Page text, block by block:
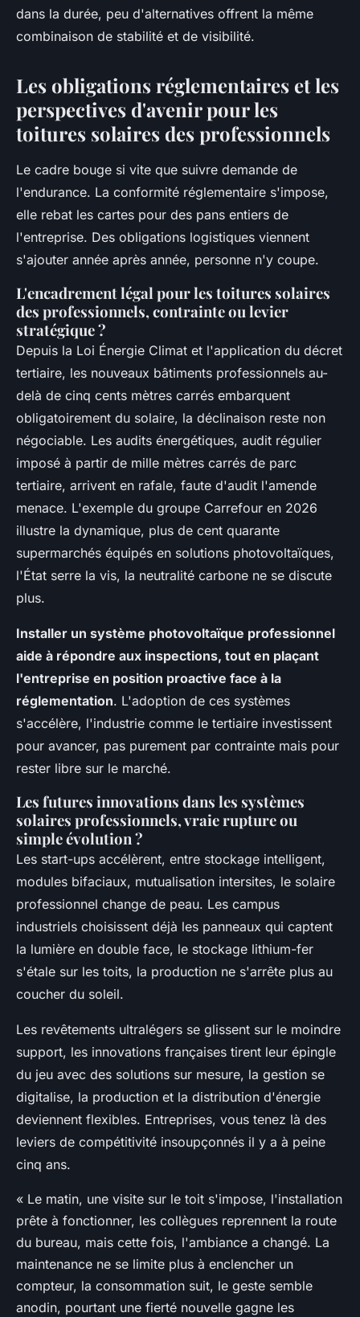
dans la durée, peu d'alternatives offrent la même
combinaison de stabilité et de visibilité.
Les obligations réglementaires et les
perspectives d'avenir pour les
toitures solaires des professionnels
Le cadre bouge si vite que suivre demande de
l'endurance. La conformité réglementaire s'impose,
elle rebat les cartes pour des pans entiers de
l'entreprise. Des obligations logistiques viennent
s'ajouter année après année, personne n'y coupe.
L'encadrement légal pour les toitures solaires
des professionnels, contrainte ou levier
stratégique ?
Depuis la Loi Énergie Climat et l'application du décret
tertiaire, les nouveaux bâtiments professionnels au-
delà de cinq cents mètres carrés embarquent
obligatoirement du solaire, la déclinaison reste non
négociable. Les audits énergétiques, audit régulier
imposé à partir de mille mètres carrés de parc
tertiaire, arrivent en rafale, faute d'audit l'amende
menace. L'exemple du groupe Carrefour en 2026
illustre la dynamique, plus de cent quarante
supermarchés équipés en solutions photovoltaïques,
l'État serre la vis, la neutralité carbone ne se discute
plus.
Installer un système photovoltaïque professionnel
aide à répondre aux inspections, tout en plaçant
l'entreprise en position proactive face à la
réglementation. L'adoption de ces systèmes
s'accélère, l'industrie comme le tertiaire investissent
pour avancer, pas purement par contrainte mais pour
rester libre sur le marché.
Les futures innovations dans les systèmes
solaires professionnels, vraie rupture ou
simple évolution ?
Les start-ups accélèrent, entre stockage intelligent,
modules bifaciaux, mutualisation intersites, le solaire
professionnel change de peau. Les campus
industriels choisissent déjà les panneaux qui captent
la lumière en double face, le stockage lithium-fer
s'étale sur les toits, la production ne s'arrête plus au
coucher du soleil.
Les revêtements ultralégers se glissent sur le moindre
support, les innovations françaises tirent leur épingle
du jeu avec des solutions sur mesure, la gestion se
digitalise, la production et la distribution d'énergie
deviennent flexibles. Entreprises, vous tenez là des
leviers de compétitivité insoupçonnés il y a à peine
cinq ans.
« Le matin, une visite sur le toit s'impose, l'installation
prête à fonctionner, les collègues reprennent la route
du bureau, mais cette fois, l'ambiance a changé. La
maintenance ne se limite plus à enclencher un
compteur, la consommation suit, le geste semble
anodin, pourtant une fierté nouvelle gagne les